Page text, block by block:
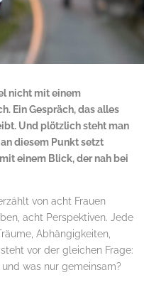
nicht mit einem
Ein Gespräch, das alles
Und plötzlich steht man
diesem Punkt setzt
einem Blick, der nah bei
von acht Frauen
acht Perspektiven. Jede
Abhängigkeiten,
vor der gleichen Frage:
was nur gemeinsam?